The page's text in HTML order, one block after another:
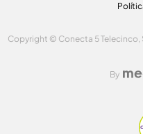
Copyright © Conecta 5 Telecinco,
By